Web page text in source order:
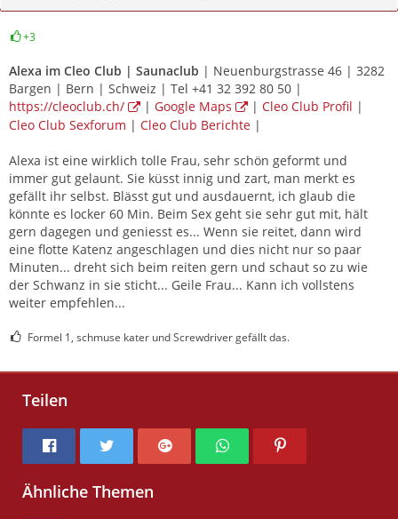
+3
Alexa im Cleo Club | Saunaclub | Neuenburgstrasse 46 | 3282
Bargen | Bern | Schweiz | Tel +41 32 392 80 50 |
https://cleoclub.ch/
| Google Maps | Cleo Club Profil |
Cleo Club Sexforum | Cleo Club Berichte |
Alexa ist eine wirklich tolle Frau, sehr schön geformt und
immer gut gelaunt. Sie küsst innig und zart, man merkt es
gefällt ihr selbst. Blässt gut und ausdauernt, ich glaub die
könnte es locker 60 Min. Beim Sex geht sie sehr gut mit, hält
gern dagegen und geniesst es... Wenn sie reitet, dann wird
eine flotte Katenz angeschlagen und dies nicht nur so paar
Minuten... dreht sich beim reiten gern und schaut so zu wie
der Schwanz in sie sticht... Geile Frau... Kann ich vollstens
weiter empfehlen...
Formel 1, schmuse kater und Screwdriver gefällt das.
Teilen
Ähnliche Themen